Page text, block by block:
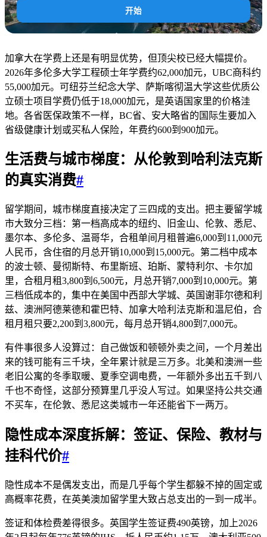
开始
加拿大在学费上还是有明显优势，但顶尖校已经大幅提价。
2026年多伦多大学工程硕士年学费约62,000加元，UBC商科约
55,000加元。可纽芬兰纪念大学、萨斯喀彻温大学这些优质公
立硕士项目学费仍低于18,000加元，是英语国家里的价格洼
地。各省医保政策不一样，BC省、安大略省的国际生要加入
省级健康计划或买私人保险，年费约600到900加元。
生活费与城市梯度：从伦敦到哈利法克斯
的真实消费#
留学期间，城市梯度直接决定了三四成的支出。把主要留学城
市大致分三档：第一档高成本的纽约、旧金山、伦敦、悉尼、
墨尔本、多伦多、温哥华，合租单间月租普遍6,000到11,000元
人民币，含住宿的月总开销10,000到15,000元。第二档中成本
的波士顿、曼彻斯特、布里斯班、珀斯、蒙特利尔、卡尔加
里，合租月租3,800到6,500元，月总开销7,000到10,000元。第
三档低成本的，集中在美国中西部大学城、英国谢菲尔德和利
兹、澳洲阿德莱德和霍巴特、加拿大哈利法克斯和温尼伯，合
租月租只要2,200到3,800元，每月总开销4,800到7,000元。
有件事很多人没算过：自己做饭和顿顿外卖之间，一个月差出
来的钱可能有三千块，全年累计就是三万多。北美和澳洲一些
老旧公寓的冬季取暖、夏季空调电费，一年额外多出五千到八
千也不奇怪，这部分预算里几乎没人写过。如果坚持公共交通
不买车，在伦敦、悉尼这类城市一年还能省下一两万。
隐性成本深度拆解：签证、保险、教材与
挂科代价#
隐性成本不是偶发支出，而是几乎每个学生都躲不掉的固定或
高概率花费，在英美澳加留学里大致占总支出的一到一成半。
签证和体检费差得很多。英国学生签证费490英镑，加上2026